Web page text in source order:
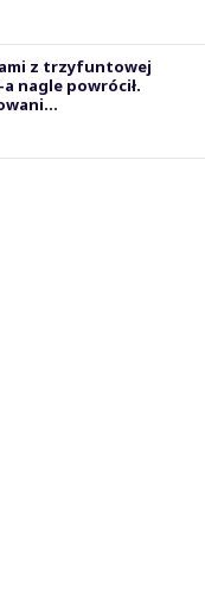
z trzyfuntowej
a nagle powrócił.